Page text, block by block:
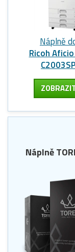
Náplně
Ricoh
C2003SP
Náplně